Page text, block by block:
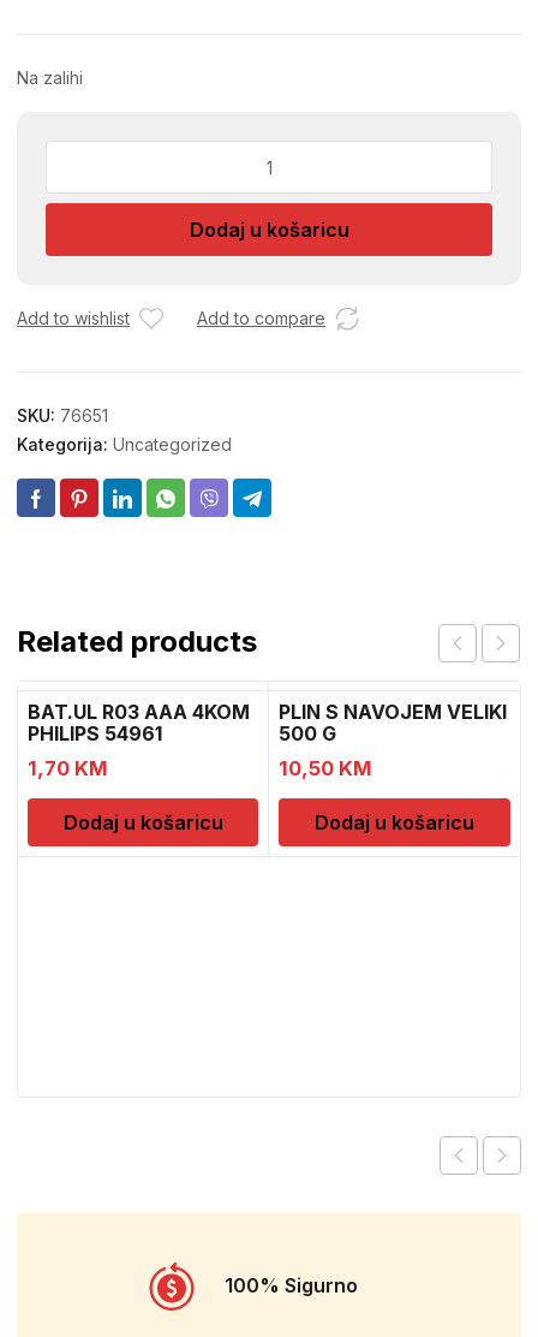
Na zalihi
I
ZA
CRNA
Dodaj u košaricu
Add to wishlist Add to compare
SKU: 76651
Kategorija: Uncategorized
Related products
BAT.UL R03 AAA 4KOM
PHILIPS 54961
1,70 KM
Dodaj u košaricu
PLIN S NAVOJEM VELIKI
500 G
10,50 KM
Dodaj u košaricu
100% Sigurno